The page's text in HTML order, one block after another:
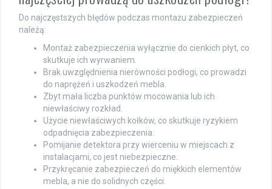
Do najczęstszych błędów podczas montażu zabezpieczeń
należą:
Montaż zabezpieczenia wyłącznie do cienkich płyt, co
skutkuje ich wyrwaniem.
Brak uwzględnienia nierówności podłogi, co prowadzi
do naprężeń i uszkodzeń mebla.
Zbyt mała liczba punktów mocowania lub ich
niewłaściwy rozkład.
Użycie niewłaściwych kołków, co skutkuje ryzykiem
odpadnięcia zabezpieczenia.
Pomijanie detektora przy wierceniu w miejscach z
instalacjami, co jest niebezpieczne.
Przykręcanie zabezpieczeń do miękkich elementów
mebla, a nie do solidnych części.